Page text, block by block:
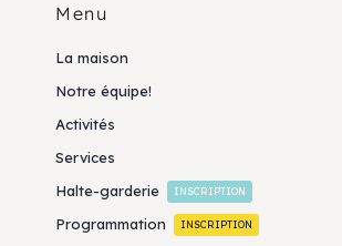
Menu
La maison
Notre équipe!
Activités
Services
Halte-garderie
INSCRIPTION
Programmation INSCRIPTION